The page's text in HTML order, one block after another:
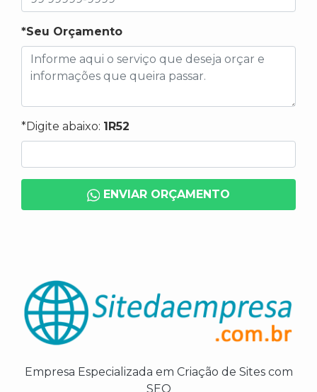
*Seu Orçamento
*Digite abaixo: 1R52
ENVIAR ORÇAMENTO
Empresa Especializada em Criação de Sites com
SEO